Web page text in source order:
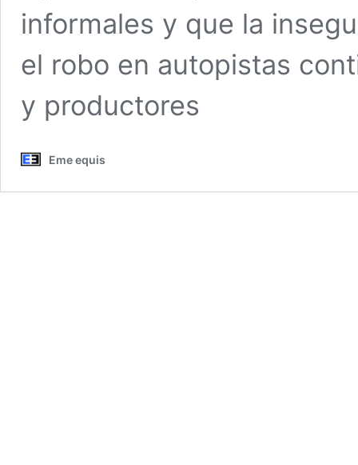
informales y que la
el robo en autopistas
y productores
Eme equis